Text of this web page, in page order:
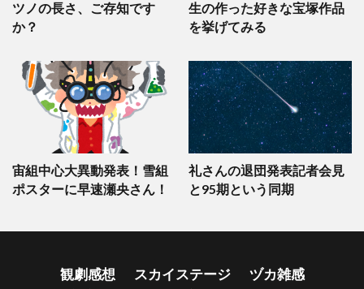
ツノの長さ、ご存知です
か？
生の作った好きな宝塚作品
を挙げてみる
宙組中心大異動発表！雪組
ポスターに早速瀬央さん！
礼さんの退団発表記者会見
と95期という同期
観劇感想 スカイステージ
ヅカ雑感